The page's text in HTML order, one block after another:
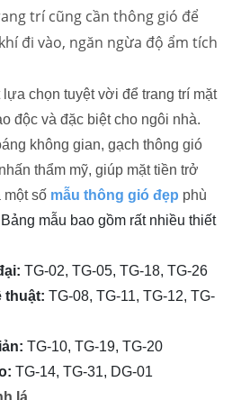
trí cũng cần thông gió để
đi vào, ngăn ngừa độ ẩm tích
chọn tuyệt vời để trang trí mặt
độc và đặc biệt cho ngôi nhà.
không gian, gạch thông gió
thẩm mỹ, giúp mặt tiền trở
một số mẫu thông gió đẹp phù
Bảng mẫu bao gồm rất nhiều thiết
TG-02, TG-05, TG-18, TG-26
thuật: TG-08, TG-11, TG-12, TG-
TG-10, TG-19, TG-20
TG-14, TG-31, DG-01
lá